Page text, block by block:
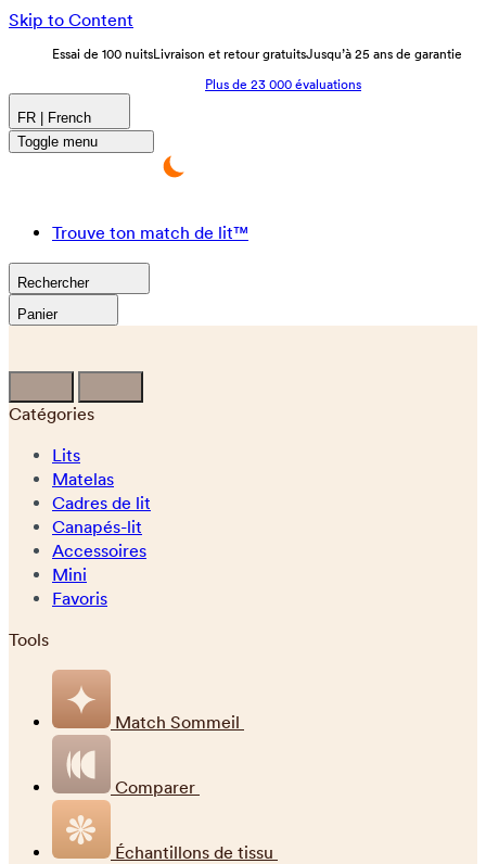
Skip to Content
Essai de 100 nuitsLivraison et retour gratuitsJusqu’à 25 ans de garantie
Plus de 23 000 évaluations
FR | French
Toggle menu
Trouve ton match de lit™
Rechercher
Panier
Catégories
Lits
Matelas
Cadres de lit
Canapés-lit
Accessoires
Mini
Favoris
Tools
Match Sommeil
Comparer
Échantillons de tissu